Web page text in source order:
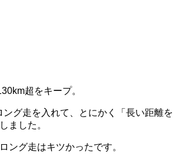
超をキープ。
グ走を入れて、とにかく「長い距離を
ました。
ング走はキツかったです。